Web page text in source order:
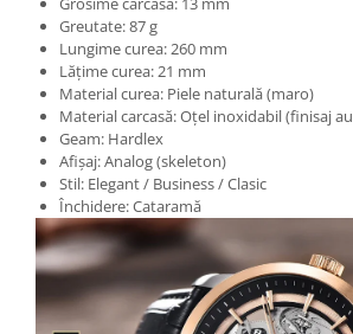
Greutate: 87 g
Lungime curea: 260 mm
Lățime curea: 21 mm
Material curea: Piele naturală (maro)
Material carcasă: Oțel inoxidabil (finisaj
Geam: Hardlex
Afișaj: Analog (skeleton)
Stil: Elegant / Business / Clasic
Închidere: Cataramă